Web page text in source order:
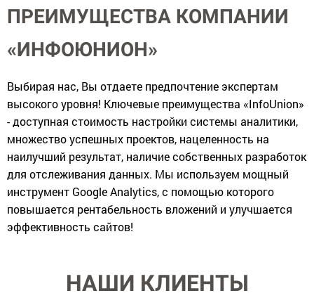
ПРЕИМУЩЕСТВА КОМПАНИИ
«ИНФОЮНИОН»
Выбирая нас, Вы отдаете предпочтение экспертам
высокого уровня! Ключевые преимущества «InfoUnion»
- доступная стоимость настройки системы аналитики,
множество успешных проектов, нацеленность на
наилучший результат, наличие собственных разработок
для отслеживания данных. Мы используем мощный
инструмент Google Analytics, с помощью которого
повышается рентабельность вложений и улучшается
эффективность сайтов!
НАШИ КЛИЕНТЫ